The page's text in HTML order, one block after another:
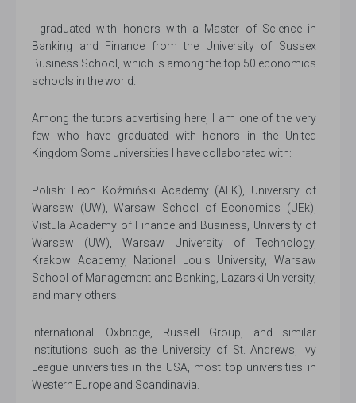
I graduated with honors with a Master of Science in
Banking and Finance from the University of Sussex
Business School, which is among the top 50 economics
schools in the world.
Among the tutors advertising here, I am one of the very
few who have graduated with honors in the United
Kingdom.Some universities I have collaborated with:
Polish: Leon Koźmiński Academy (ALK), University of
Warsaw (UW), Warsaw School of Economics (UEk),
Vistula Academy of Finance and Business, University of
Warsaw (UW), Warsaw University of Technology,
Krakow Academy, National Louis University, Warsaw
School of Management and Banking, Lazarski University,
and many others.
International: Oxbridge, Russell Group, and similar
institutions such as the University of St. Andrews, Ivy
League universities in the USA, most top universities in
Western Europe and Scandinavia.